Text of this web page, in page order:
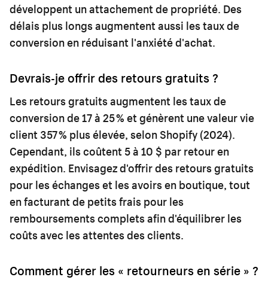
développent un attachement de propriété. Des
délais plus longs augmentent aussi les taux de
conversion en réduisant l'anxiété d'achat.
Devrais-je offrir des retours gratuits ?
Les retours gratuits augmentent les taux de
conversion de 17 à 25 % et génèrent une valeur vie
client 357 % plus élevée, selon Shopify (2024).
Cependant, ils coûtent 5 à 10 $ par retour en
expédition. Envisagez d'offrir des retours gratuits
pour les échanges et les avoirs en boutique, tout
en facturant de petits frais pour les
remboursements complets afin d'équilibrer les
coûts avec les attentes des clients.
Comment gérer les « retourneurs en série » ?